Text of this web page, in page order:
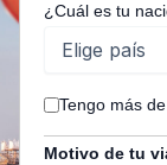
¿Cuál es tu
Tengo más
Motivo de tu